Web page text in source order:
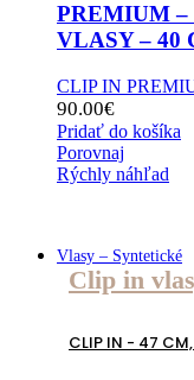
PREMIUM
VLASY – 40
CLIP IN
90.00€
Pridať do košíka
Porovnaj
Rýchly náhľad
Vlasy – Syntetické
Clip in
CLIP IN - 47